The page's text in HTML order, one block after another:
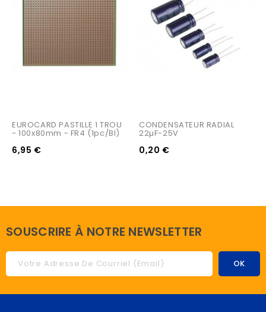
EUROCARD PASTILLE 1 TROU
- 100x80mm - FR4 (1pc/bl)
6,95 €
CONDENSATEUR RADIAL
22µF-25V
0,20 €
SOUSCRIRE À NOTRE NEWSLETTER